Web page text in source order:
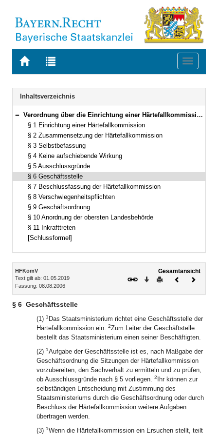
Zur
BAYERN.RECHT
Zur
letzten
Suche
Toggle
Navigation
Inhaltsverzeichnis
Bereich reduzieren
Verordnung über die Einrichtung einer Härtefallkommission nach § 23a des Aufenthaltsgesetzes (Härtefallkommissionsverordnung – HFKomV) Vom 8. August 2006 (GVBl. S. 436) BayRS 26-1-2-I (§§ 1–11)
§ 1 Einrichtung einer Härtefallkommission
§ 2 Zusammensetzung der Härtefallkommission
§ 3 Selbstbefassung
§ 4 Keine aufschiebende Wirkung
§ 5 Ausschlussgründe
§ 6 Geschäftsstelle
§ 7 Beschlussfassung der Härtefallkommission
§ 8 Verschwiegenheitspflichten
§ 9 Geschäftsordnung
§ 10 Anordnung der obersten Landesbehörde
§ 11 Inkrafttreten
[Schlussformel]
Inhalt
HFKomV
Text gilt ab: 01.05.2019
Fassung: 08.08.2006
Gesamtansicht
Download
DruckenVorheriges
§ 6 Geschäftsstelle
(1) 1 Das Staatsministerium richtet eine Geschäftsstelle der
Härtefallkommission ein. 2Zum Leiter der Geschäftstelle
bestellt das Staatsministerium einen seiner Beschäftigten.
(2) 1Aufgabe der Geschäftsstelle ist es, nach Maßgabe der
Geschäftsordnung die Sitzungen der Härtefallkommission
vorzubereiten, den Sachverhalt zu ermitteln und zu prüfen,
ob Ausschlussgründe nach § 5 vorliegen. 2
Ihr können zur
selbständigen Entscheidung mit Zustimmung des
Staatsministeriums durch die Geschäftsordnung oder durch
Beschluss der Härtefallkommission weitere Aufgaben
übertragen werden.
(3) 1Wenn die Härtefallkommission ein Ersuchen stellt, teilt